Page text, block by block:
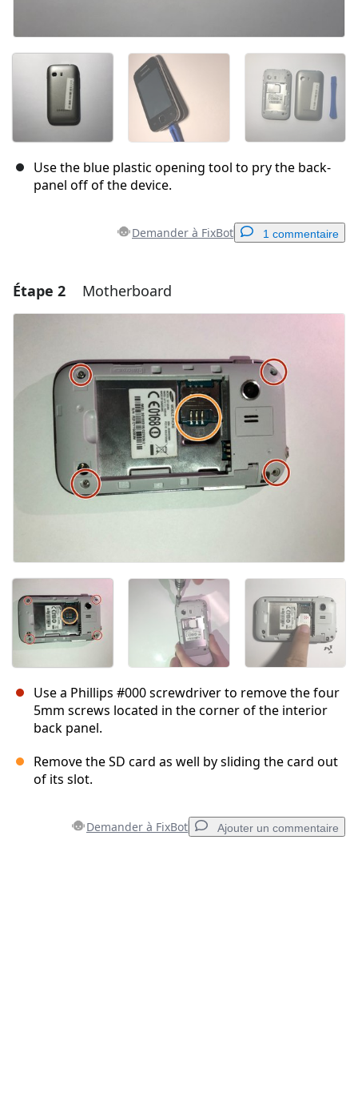
Use the blue plastic opening tool to pry the back-
panel off of the device.
Demander à FixBot 1 commentaire
Ajouter un commentaire
Annuler Publier un commentaire
Étape 2 Motherboard
Use a Phillips #000 screwdriver to remove the four
5mm screws located in the corner of the interior
back panel.
Remove the SD card as well by sliding the card out
of its slot.
Demander à FixBot Ajouter un commentaire